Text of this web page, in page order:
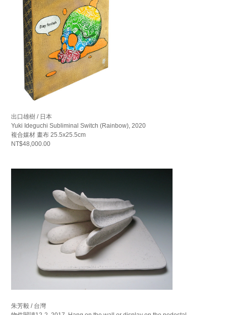
出口雄樹 / 日本
Yuki Ideguchi Subliminal Switch (Rainbow), 2020
複合媒材 畫布 25.5x25.5cm
NT$48,000.00
朱芳毅 / 台灣